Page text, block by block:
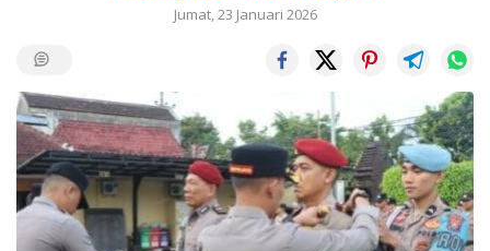
Jumat, 23 Januari 2026